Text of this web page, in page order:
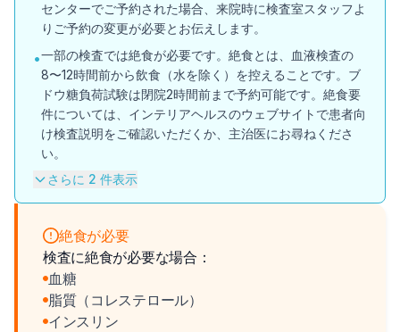
センターでご予約された場合、来院時に検査室スタッフよ
りご予約の変更が必要とお伝えします。
•一部の検査では絶食が必要です。絶食とは、血液検査の
8〜12時間前から飲食（水を除く）を控えることです。ブ
ドウ糖負荷試験は閉院2時間前まで予約可能です。絶食要
件については、インテリアヘルスのウェブサイトで患者向
け検査説明をご確認いただくか、主治医にお尋ねくださ
い。
さらに 2 件表示
絶食が必要
検査に絶食が必要な場合：
血糖
脂質（コレステロール）
インスリン